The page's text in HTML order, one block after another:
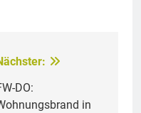
DO:
in